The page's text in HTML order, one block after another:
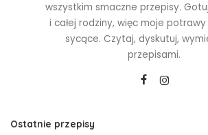
wszystkim smaczne przepisy.
i całej rodziny, więc moje
sycące. Czytaj, dyskutuj,
przepisami.
Ostatnie przepisy